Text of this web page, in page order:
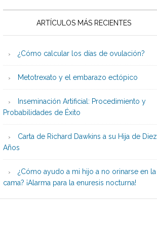
ARTÍCULOS MÁS RECIENTES
¿Cómo calcular los días de ovulación?
Metotrexato y el embarazo ectópico
Inseminación Artificial: Procedimiento y
Probabilidades de Éxito
Carta de Richard Dawkins a su Hija de Diez
Años
¿Cómo ayudo a mi hijo a no orinarse en la
cama? ¡Alarma para la enuresis nocturna!